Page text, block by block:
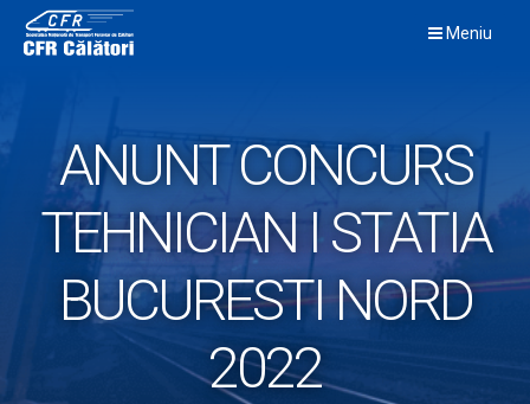
content
Meniu
ANUNT CONCURS
TEHNICIAN I STATIA
BUCURESTI NORD
2022